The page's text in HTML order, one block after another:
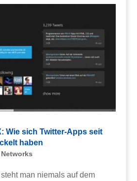
Wie sich Twitter-Apps seit
haben
man niemals auf dem